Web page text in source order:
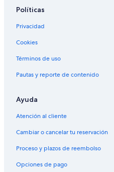
Políticas
Privacidad
Cookies
Términos de uso
Pautas y reporte de contenido
Ayuda
Atención al cliente
Cambiar o cancelar tu reservación
Proceso y plazos de reembolso
Opciones de pago